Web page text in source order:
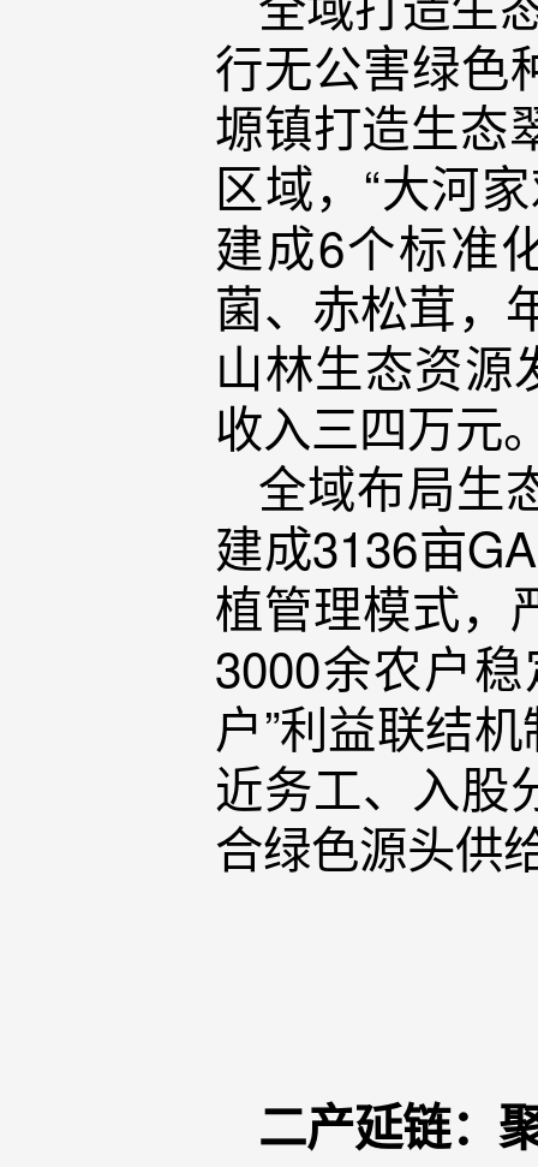
行无公害绿色
塬镇打造生态
区域，“大河
建成6个标准
菌、赤松茸，
山林生态资源
收入三四万元
全域布局生
建成3136亩
植管理模式，
3000余农户
户”利益联结
近务工、入股
合绿色源头供
二产延链：